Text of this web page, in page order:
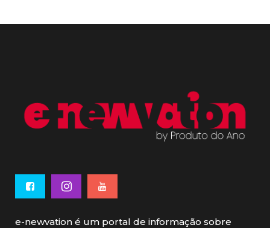
e-newvation é um portal de informação sobre